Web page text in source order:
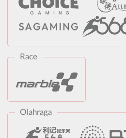
Race
Olahraga